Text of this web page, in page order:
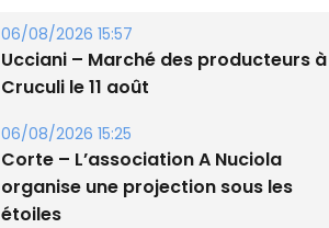
06/08/2026 15:57
Ucciani – Marché des producteurs à
Cruculi le 11 août
06/08/2026 15:25
Corte – L’association A Nuciola
organise une projection sous les
étoiles